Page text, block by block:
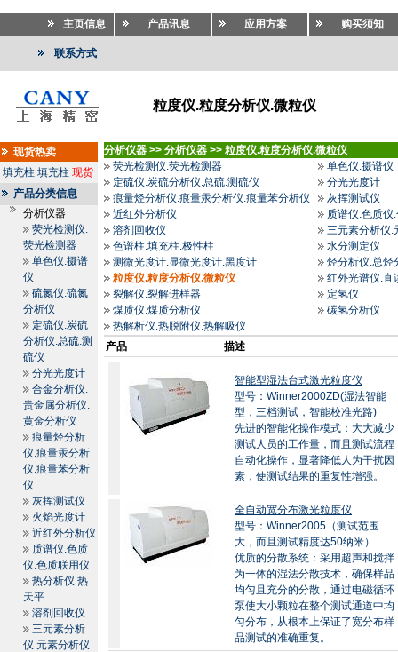
主页信息 产品讯息 应用方案 购买须知
联系方式
粒度仪.粒度分析仪.微粒仪
现货热卖
填充柱 填充柱 现货
产品分类信息
分析仪器
荧光检测仪.
荧光检测器
单色仪.摄谱
仪
硫氮仪.硫氮
分析仪
定硫仪.炭硫
分析仪.总硫.测
硫仪
分光光度计
合金分析仪.
贵金属分析仪.
黄金分析仪
痕量烃分析
仪.痕量汞分析
仪.痕量苯分析
仪
灰挥测试仪
火焰光度计
近红外分析仪
质谱仪.色质
仪.色质联用仪
热分析仪.热
天平
溶剂回收仪
三元素分析
仪.元素分析仪
分析仪器 >> 分析仪器 >> 粒度仪.粒度分析仪.微粒仪
荧光检测仪.荧光检测器
单色仪.摄谱仪
定硫仪.炭硫分析仪.总硫.测硫仪
分光光度计
痕量烃分析仪.痕量汞分析仪.痕量苯分析仪
灰挥测试仪
近红外分析仪
质谱仪.色质仪
溶剂回收仪
三元素分析仪.
色谱柱.填充柱.极性柱
水分测定仪
测微光度计.显微光度计.黑度计
烃分析仪.总烃
粒度仪.粒度分析仪.微粒仪
红外光谱仪.直
裂解仪.裂解进样器
定氢仪
煤质仪.煤质分析仪
碳氢分析仪
热解析仪.热脱附仪.热解吸仪
产品
描述
智能型湿法台式激光粒度仪
型号：Winner2000ZD(湿法智能
型，三档测试，智能校准光路)
先进的智能化操作模式：大大减少
测试人员的工作量，而且测试流程
自动化操作，显著降低人为干扰因
素，使测试结果的重复性增强。
全自动宽分布激光粒度仪
型号：Winner2005（测试范围
大，而且测试精度达50纳米）
优质的分散系统：采用超声和搅拌
为一体的湿法分散技术，确保样品
均匀且充分的分散，通过电磁循环
泵使大小颗粒在整个测试通道中均
匀分布，从根本上保证了宽分布样
品测试的准确重复。